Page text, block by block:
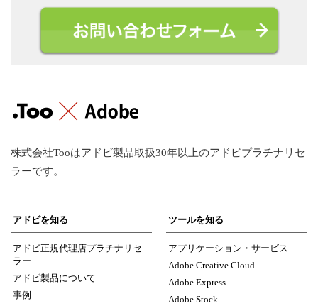
株式会社Tooはアドビ製品取扱30年以上のアドビプラチナリセ
ラーです。
アドビを知る
アドビ正規代理店プラチナリセ
ラー
アドビ製品について
事例
ツールを知る
アプリケーション・サービス
Adobe Creative Cloud
Adobe Express
Adobe Stock